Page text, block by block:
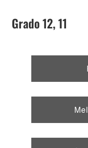
Grado 12, 11